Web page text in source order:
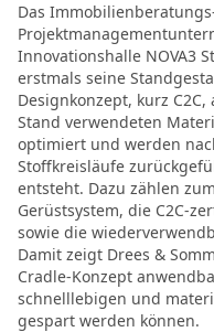
Das
Innovationshalle NOVA3
erstmals seine
Designkonzept, kurz
Stand verwendeten
optimiert und werden
Stoffkreisläufe
entsteht. Dazu zählen
Gerüstsystem, die C2C-
sowie die
Damit zeigt Drees &
Cradle-Konzept
schnelllebigen und
gespart werden können.